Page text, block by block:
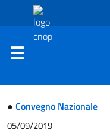
● Convegno Nazionale
05/09/2019